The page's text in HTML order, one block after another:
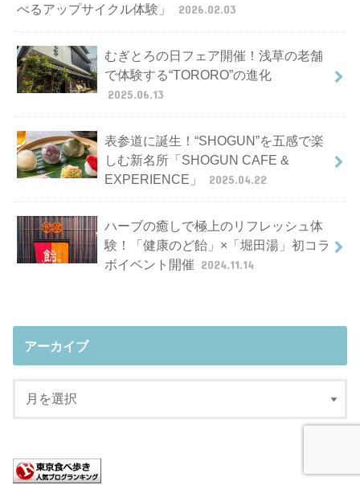
べるアップサイクル体験」
2026.02.03
むぎとろの日フェア開催！浅草の老舗
で体験する“TORORO”の進化
2025.06.13
表参道に誕生！“SHOGUN”を五感で楽
しむ新名所「SHOGUN CAFE &
EXPERIENCE」
2025.04.22
ハーブの癒しで極上のリフレッシュ体
験！「健康のど飴」×「堀田湯」初コラ
ボイベント開催 2024.11.14
アーカイブ